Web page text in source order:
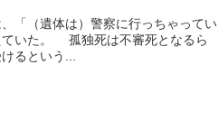
「（遺体は）警察に行っちゃってい
ていた。 孤独死は不審死となるら
るという...